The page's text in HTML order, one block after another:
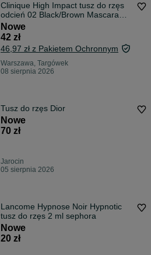
Clinique High Impact tusz do rzęs
odcień 02 Black/Brown Mascara
7ml
Nowe
42 zł
46,97 zł z Pakietem Ochronnym
Warszawa, Targówek
08 sierpnia 2026
Tusz do rzęs Dior
Nowe
70 zł
Jarocin
05 sierpnia 2026
Lancome Hypnose Noir Hypnotic
tusz do rzęs 2 ml sephora
Nowe
20 zł